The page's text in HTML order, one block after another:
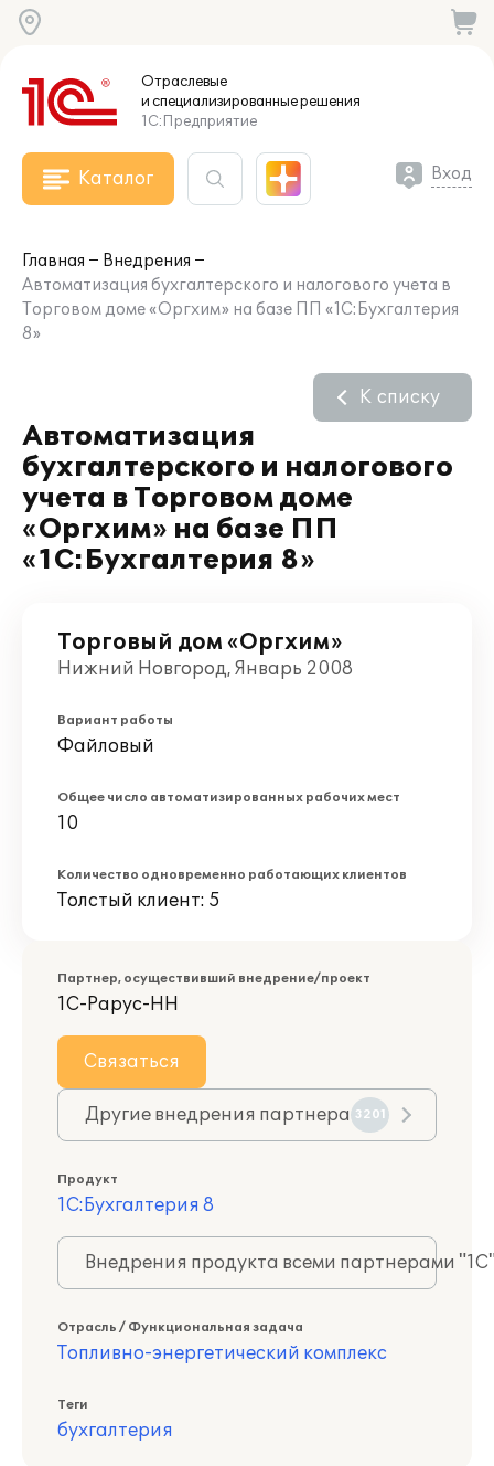
Отраслевые
и специализированныерешения
1С:Предприятие
Каталог Вход
Главная
Внедрения
Автоматизация бухгалтерского и налогового учета в
Торговом доме «Оргхим» на базе ПП «1С:Бухгалтерия
8»
Автоматизация
бухгалтерского и налогового
учета в Торговом доме
«Оргхим» на базе ПП
«1С:Бухгалтерия 8»
К списку
Торговый дом «Оргхим»
Нижний Новгород, Январь 2008
Вариант работы
Файловый
Общее число автоматизированных рабочих мест
10
Количество одновременно работающих клиентов
Толстый клиент: 5
Партнер, осуществивший внедрение/проект
1С-Рарус-НН
Связаться
Другие внедрения партнера 3201
Продукт
1С:Бухгалтерия 8
Внедрения продукта всеми партнерами
Отрасль / Функциональная задача
Топливно-энергетический комплекс
Теги
бухгалтерия